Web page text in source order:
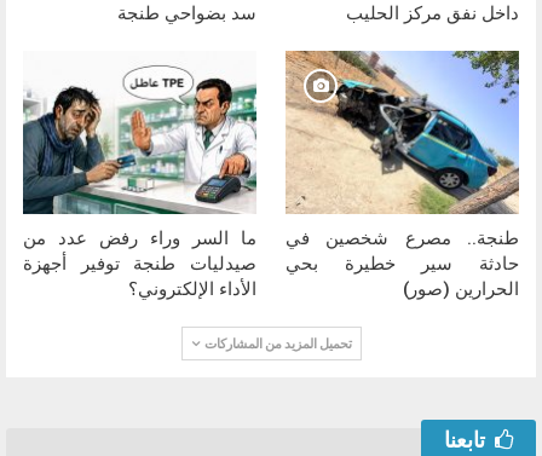
داخل نفق مركز الحليب
سد بضواحي طنجة
طنجة.. مصرع شخصين في
حادثة سير خطيرة بحي
الحرارين (صور)
ما السر وراء رفض عدد من
صيدليات طنجة توفير أجهزة
الأداء الإلكتروني؟
تحميل المزيد من المشاركات
تابعنا